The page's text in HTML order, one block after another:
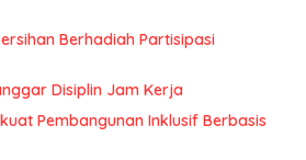
Berhadiah Partisipasi
Disiplin Jam Kerja
Pembangunan Inklusif Berbasis